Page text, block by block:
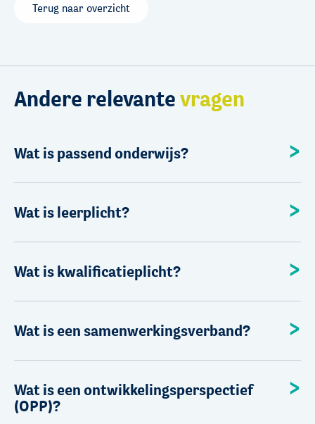
Terug naar overzicht
Andere relevantevragen
Wat is passend onderwijs?
Wat is leerplicht?
Wat is kwalificatieplicht?
Wat is een samenwerkingsverband?
Wat is een ontwikkelingsperspectief
(OPP)?